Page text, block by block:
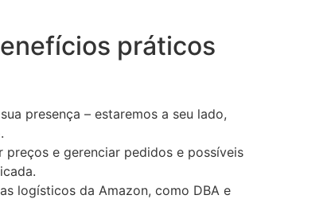
práticos
presença – estaremos a seu lado,
e gerenciar pedidos e possíveis
logísticos da Amazon, como DBA e